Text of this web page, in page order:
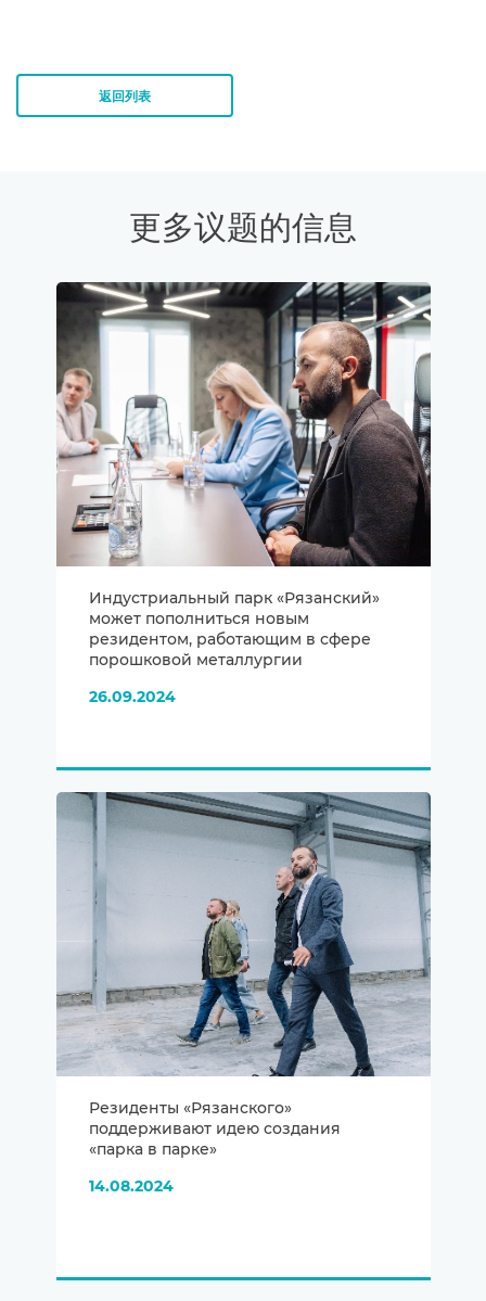
返回列表
更多议题的信息
Индустриальный парк «Рязанский»
может пополниться новым
резидентом, работающим в сфере
порошковой металлургии
26.09.2024
Резиденты «Рязанского»
поддерживают идею создания
«парка в парке»
14.08.2024